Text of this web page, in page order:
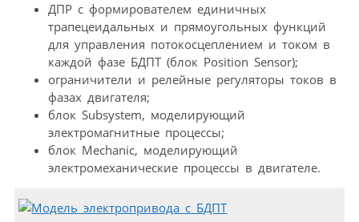
ДПР с формирователем единичных
трапецеидальных и прямоугольных функций
для управления потокосцеплением и током в
каждой фазе БДПТ (блок Position Sensor);
ограничители и релейные регуляторы токов в
фазах двигателя;
блок Subsystem, моделирующий
электромагнитные процессы;
блок Mechanic, моделирующий
электромеханические процессы в двигателе.